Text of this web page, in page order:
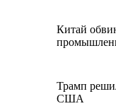
Китай
Трамп
США